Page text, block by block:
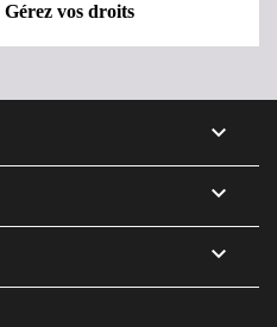
Gérez vos droits


